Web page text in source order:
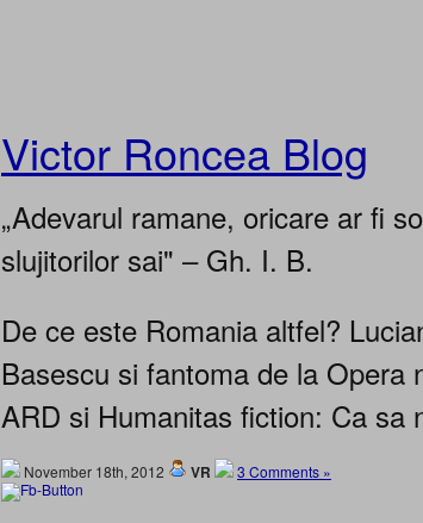
Victor Roncea Blog
„Adevarul ramane, oricare ar fi
slujitorilor sai" – Gh. I. B.
De ce este Romania altfel?
Basescu si fantoma de la Opera
ARD si Humanitas fiction: Ca sa
November 18th, 2012 VR 3 Comments »